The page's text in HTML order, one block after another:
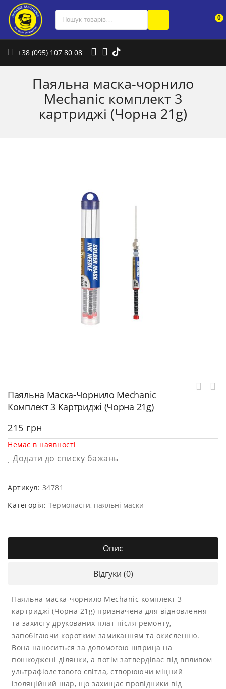
0
+38 (095) 107 80 08
Паяльна маска-чорнило
Mechanic комплект 3
картриджі (Чорна 21g)
Паяльна Маска-Чорнило Mechanic
Комплект 3 Картриджі (Чорна 21g)
215 грн
Немає в наявності
Додати до списку бажань
Артикул: 34781
Категорія: Термопасти, паяльні маски
Опис
Відгуки (0)
Паяльна маска-чорнило Mechanic комплект 3
картриджі (Чорна 21g) призначена для відновлення
та захисту друкованих плат після ремонту,
запобігаючи коротким замиканням та окисленню.
Вона наноситься за допомогою шприца на
пошкоджені ділянки, а потім затвердіває під впливом
ультрафіолетового світла, створюючи міцний
ізоляційний шар, що захищає провідники від